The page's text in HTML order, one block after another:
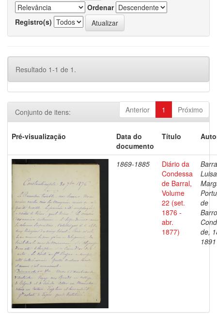
Ordenar
Registro(s)
Resultado 1-1 de 1.
Anterior 1 Próximo
Conjunto de itens:
Pré-visualização
Data do
documento
Título
1869-1885
Diário da
Condessa
de Barral,
Volume
22 (set.
1876 -
abr.
1877)
Luisa
de
de,
1891